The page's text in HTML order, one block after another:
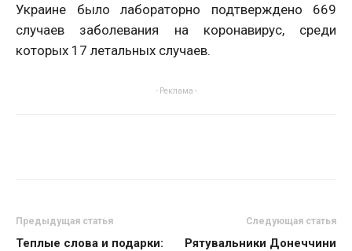
Украине было лабораторно подтверждено 669
случаев заболевания на коронавирус, среди
которых 17 летальных случаев.
- Реклама -
Предыдущая статья
Теплые слова и подарки:
Следующая статья
Рятувальники Донеччини